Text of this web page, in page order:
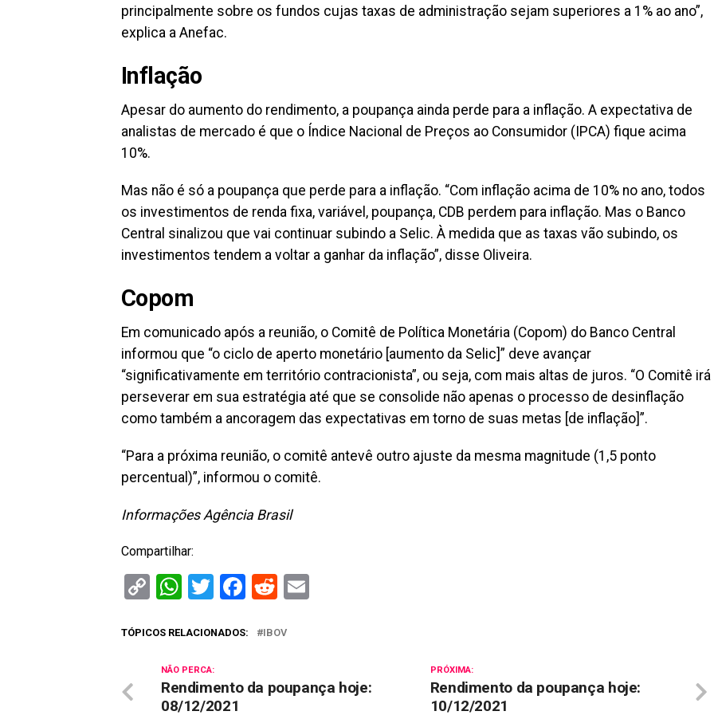
principalmente sobre os fundos cujas taxas de administração sejam superiores a 1% ao ano”,
explica a Anefac.
Inflação
Apesar do aumento do rendimento, a poupança ainda perde para a inflação. A expectativa de
analistas de mercado é que o Índice Nacional de Preços ao Consumidor (IPCA) fique acima
10%.
Mas não é só a poupança que perde para a inflação. “Com inflação acima de 10% no ano, todos
os investimentos de renda fixa, variável, poupança, CDB perdem para inflação. Mas o Banco
Central sinalizou que vai continuar subindo a Selic. À medida que as taxas vão subindo, os
investimentos tendem a voltar a ganhar da inflação”, disse Oliveira.
Copom
Em comunicado após a reunião, o Comitê de Política Monetária (Copom) do Banco Central
informou que “o ciclo de aperto monetário [aumento da Selic]” deve avançar
“significativamente em território contracionista”, ou seja, com mais altas de juros. “O Comitê irá
perseverar em sua estratégia até que se consolide não apenas o processo de desinflação
como também a ancoragem das expectativas em torno de suas metas [de inflação]”.
“Para a próxima reunião, o comitê antevê outro ajuste da mesma magnitude (1,5 ponto
percentual)”, informou o comitê.
Informações Agência Brasil
Compartilhar:
CopyWhatsApp
Twitter
Facebook
Reddit
TÓPICOS RELACIONADOS: IBOV
PRÓXIMA:
Rendimento da poupança hoje:
10/12/2021
NÃO PERCA:
Rendimento da poupança hoje:
08/12/2021